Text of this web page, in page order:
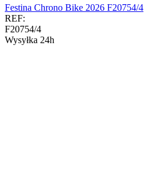
Festina Chrono Bike 2026 F20754/4
REF:
F20754/4
Wysyłka 24h